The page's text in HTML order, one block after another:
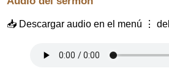
📥 Descargar audio en el menú ⋮